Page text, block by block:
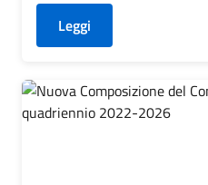
Leggi